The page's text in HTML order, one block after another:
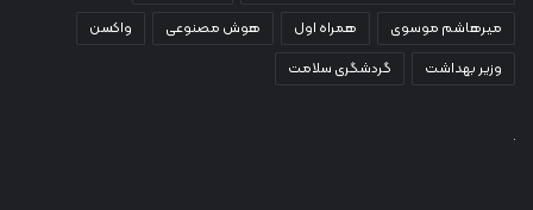
میرهاشم موسوی
همراه اول هوش مصنوعی
واکسن
وزیر بهداشت
گردشگری سلامت